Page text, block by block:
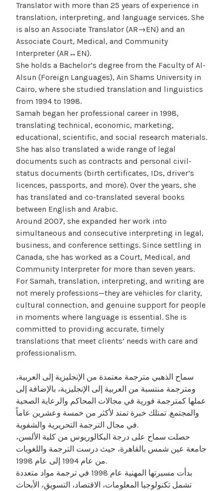
Translator with more than 25 years of experience in
translation, interpreting, and language services. She
is also an Associate Translator (AR→EN) and an
Associate Court, Medical, and Community
Interpreter (AR↔EN).
She holds a Bachelor’s degree from the Faculty of Al-
Alsun (Foreign Languages), Ain Shams University in
Cairo, where she studied translation and linguistics
from 1994 to 1998.
Samah began her professional career in 1998,
translating technical, economic, marketing,
educational, scientific, and social research materials.
She has also translated a wide range of legal
documents such as contracts and personal civil-
status documents (birth certificates, IDs, driver’s
licences, passports, and more). Over the years, she
has translated and co-translated several books
between English and Arabic.
Around 2007, she expanded her work into
simultaneous and consecutive interpreting in legal,
business, and conference settings. Since settling in
Canada, she has worked as a Court, Medical, and
Community Interpreter for more than seven years.
For Samah, translation, interpreting, and writing are
not merely professions—they are vehicles for clarity,
cultural connection, and genuine support for people
in moments where language is essential. She is
committed to providing accurate, timely
translations that meet clients’ needs with care and
professionalism.
سماح الذهبي مترجمة معتمدة من الإنجليزية إلى العربية،
ومترجمة منتسبة من العربية إلى الإنجليزية، بالإضافة إلى
عملها كمترجمة فورية في مجالات المحاكم والرعاية الصحية
والمجتمع. تمتلك خبرة تمتد لأكثر من خمسة وعشرين عاماً
في مجال الترجمة التحريرية والشفوية.
حصلت سماح على درجة البكالوريوس من كلية الألسن،
جامعة عين شمس بالقاهرة، حيث درست الترجمة واللغويات
من عام 1994 إلى عام 1998.
بدأت مسيرتها المهنية عام 1998 في ترجمة مواد متعددة
تشمل تكنولوجيا المعلومات، الاقتصاد، التسويق، الأبحاث